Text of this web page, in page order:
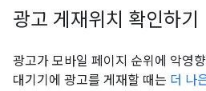
광고 게재위치 확인하기
광고가 모바일 페이지 순위에 악영
대기기에 광고를 게재할 때는 더 나